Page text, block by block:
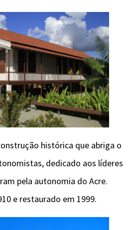
histórica que abriga o
dedicado aos líderes
pela autonomia do Acre.
e restaurado em 1999.